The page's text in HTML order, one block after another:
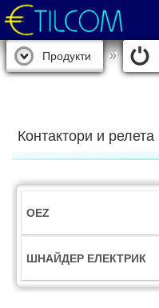
Продукти
Контактори и релета
OEZ
ШНАЙДЕР ЕЛЕКТРИК